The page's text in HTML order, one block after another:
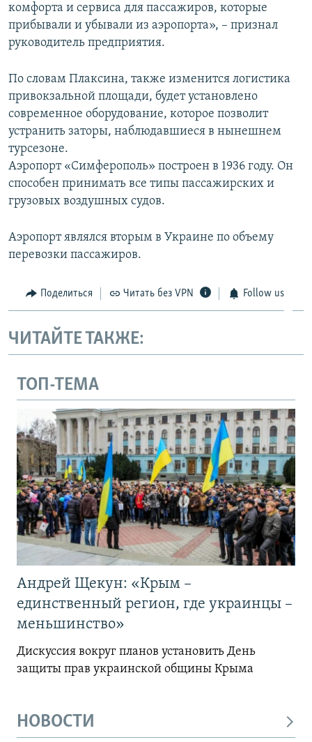
комфорта и сервиса для пассажиров, которые
прибывали и убывали из аэропорта», – признал
руководитель предприятия.
По словам Плаксина, также изменится логистика
привокзальной площади, будет установлено
современное оборудование, которое позволит
устранить заторы, наблюдавшиеся в нынешнем
турсезоне.
Аэропорт «Симферополь» построен в 1936 году. Он
способен принимать все типы пассажирских и
грузовых воздушных судов.
Аэропорт являлся вторым в Украине по объему
перевозки пассажиров.
Поделиться Читать без VPN Follow us
ЧИТАЙТЕ ТАКЖЕ:
ТОП-ТЕМА
Андрей Щекун: «Крым –
единственный регион, где украинцы –
меньшинство»
Дискуссия вокруг планов установить День
защиты прав украинской общины Крыма
НОВОСТИ